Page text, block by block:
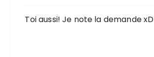
Toi aussi! Je note la demande xD